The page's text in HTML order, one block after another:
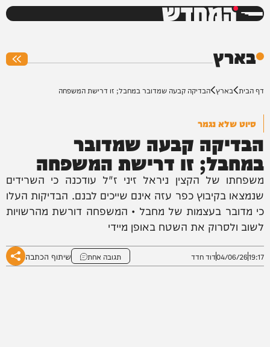
המחדש
בארץ
דף הבית בארץ הבדיקה קבעה שמדובר במחבל; זו דרישת המשפחה
סיוט שלא נגמר
הבדיקה קבעה שמדובר
במחבל; זו דרישת המשפחה
משפחתו של הקצין ניראל זיני ז"ל עודכנה כי השרידים
שנמצאו בקיבוץ כפר עזה אינם שייכים לבנם. הבדיקות העלו
כי מדובר בעצמות של מחבל • המשפחה דורשת מהרשויות
לשוב ולסרוק את השטח באופן מיידי
19:17
04/06/26דוד חדד תגובה אחת שיתוף הכתבה